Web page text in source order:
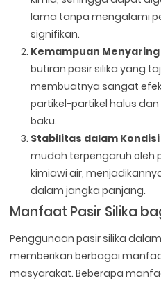
lama tanpa mengalami
signifikan.
Kemampuan
butiran pasir silika yang
membuatnya sangat
partikel-partikel halus
baku.
Stabilitas dalam
mudah terpengaruh oleh
kimiawi air,
dalam jangka panjang.
Manfaat Pasir Silika
Penggunaan pasir silika
memberikan berbagai
masyarakat. Beberapa